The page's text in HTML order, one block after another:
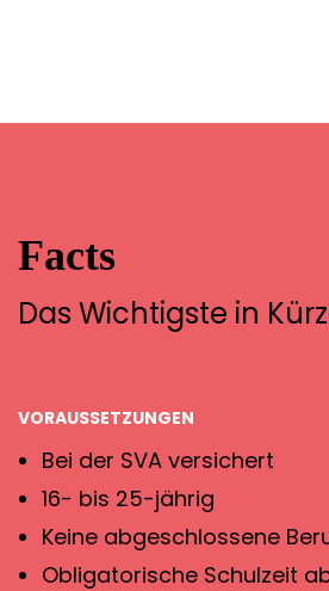
Facts
Das Wichtigste in
VORAUSSETZUNGEN
Bei der SVA versichert
16- bis 25-jährig
Keine abgeschlossene
Obligatorische Schulzeit